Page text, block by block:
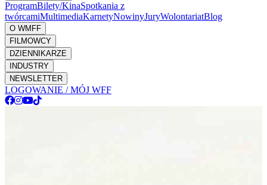
ProgramBilety/KinaSpotkania z
twórcamiMultimediaKarnetyNowinyJuryWolontariatBlog
O WMFF
FILMOWCY
DZIENNIKARZE
INDUSTRY
NEWSLETTER
LOGOWANIE / MÓJ WFF